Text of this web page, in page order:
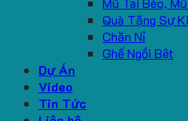
Quà Tặng Sự
Chăn Nỉ
Ghế Ngồi Bệt
Dự Án
Video
Tin Tức